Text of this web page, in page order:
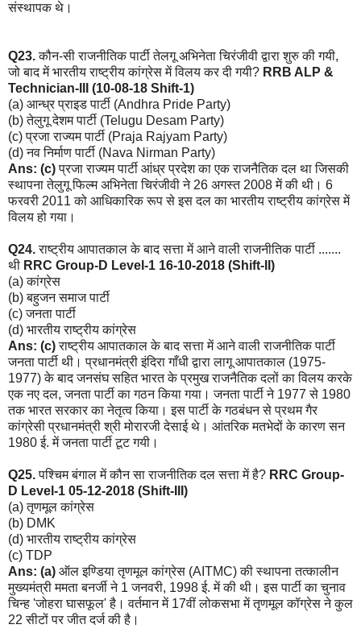
संस्थापक थे।
Q23.कौन-सी राजनीतिक पार्टी तेलगू अभिनेता चिरंजीवी द्वारा शुरु की गयी,
जो बाद में भारतीय राष्ट्रीय कांग्रेस में विलय कर दी गयी? RRB ALP &
Technician-III (10-08-18 Shift-1)
(a) आन्ध्र प्राइड पार्टी (Andhra Pride Party)
(b) तेलुगू देशम पार्टी (Telugu Desam Party)
(c) प्रजा राज्यम पार्टी (Praja Rajyam Party)
(d) नव निर्माण पार्टी (Nava Nirman Party)
Ans: (c)प्रजा राज्यम पार्टी आंध्र प्रदेश का एक राजनैतिक दल था जिसकी
स्थापना तेलुगू फिल्म अभिनेता चिरंजीवी ने 26 अगस्त 2008 में की थी। 6
फरवरी 2011 को आधिकारिक रूप से इस दल का भारतीय राष्ट्रीय कांग्रेस में
विलय हो गया।
Q24.राष्ट्रीय आपातकाल के बाद सत्ता में आने वाली राजनीतिक पार्टी .......
थी RRC Group-D Level-1 16-10-2018 (Shift-II)
(a) कांग्रेस
(b) बहुजन समाज पार्टी
(c) जनता पार्टी
(d) भारतीय राष्ट्रीय कांग्रेस
Ans: (c)राष्ट्रीय आपातकाल के बाद सत्ता में आने वाली राजनीतिक पार्टी
जनता पार्टी थी। प्रधानमंत्री इंदिरा गाँधी द्वारा लागू आपातकाल (1975-
1977) के बाद जनसंघ सहित भारत के प्रमुख राजनैतिक दलों का विलय करके
एक नए दल, जनता पार्टी का गठन किया गया। जनता पार्टी ने 1977 से 1980
तक भारत सरकार का नेतृत्व किया। इस पार्टी के गठबंधन से प्रथम गैर
कांग्रेसी प्रधानमंत्री श्री मोरारजी देसाई थे। आंतरिक मतभेदों के कारण सन
1980 ई. में जनता पार्टी टूट गयी।
Q25.पश्चिम बंगाल में कौन सा राजनीतिक दल सत्ता में है? RRC Group-
D Level-1 05-12-2018 (Shift-III)
(a) तृणमूल कांग्रेस
(b) DMK
(d) भारतीय राष्ट्रीय कांग्रेस
(c) TDP
Ans: (a) ऑल इण्डिया तृणमूल कांग्रेस (AITMC) की स्थापना तत्कालीन
मुख्यमंत्री ममता बनर्जी ने 1 जनवरी, 1998 ई. में की थी। इस पार्टी का चुनाव
चिन्ह 'जोहरा घासफूल' है। वर्तमान में 17वीं लोकसभा में तृणमूल कॉग्रेस ने कुल
22 सीटों पर जीत दर्ज की है।